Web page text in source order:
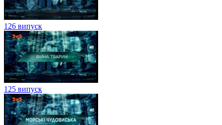
126 випуск
125 випуск